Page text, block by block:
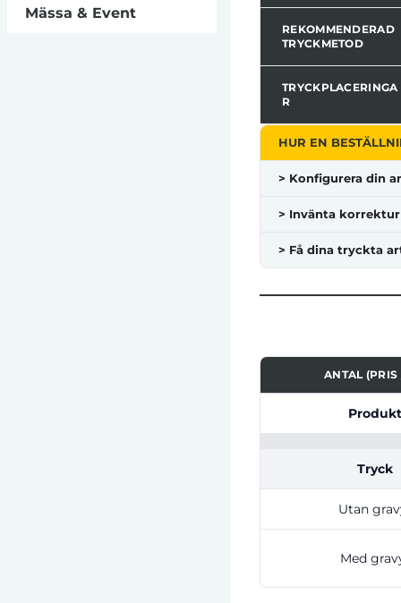
Mässa & Event
REKOMMENDERAD
TRYCKMETOD
TRYCKPLACERINGA
R
HUR EN
> Konfigurera din
> Invänta korrektur
> Få dina tryckta
ANTAL (PRIS
Produkt
Tryck
Utan
Med